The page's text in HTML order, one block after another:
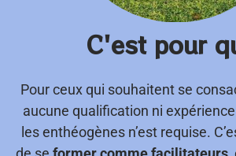
C'est pour
Pour ceux qui souhaitent se
aucune qualification ni
les enthéogènes n’est requise.